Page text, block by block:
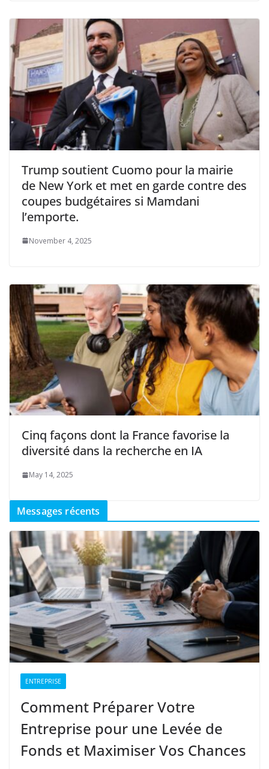
Trump soutient Cuomo pour la mairie
de New York et met en garde contre des
coupes budgétaires si Mamdani
l’emporte.
November 4, 2025
Cinq façons dont la France favorise la
diversité dans la recherche en IA
May 14, 2025
Messages récents
ENTREPRISE
Comment Préparer Votre
Entreprise pour une Levée de
Fonds et Maximiser Vos Chances